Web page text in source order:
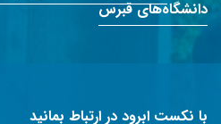
دانشگاه‌های قبرس
با نکست ابرود در ارتباط بمانید